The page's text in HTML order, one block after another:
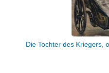
Die Tochter des Kriegers,